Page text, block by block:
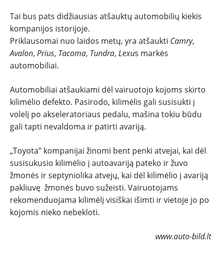
TESTAI
NAUJI
REPORTAŽAI
SPORTAS
PATARIMAI
ĮVAIRENYBĖS
Tai bus pats didžiausias atšauktų automobilių kiekis
kompanijos istorijoje.
Priklausomai nuo laidos metų, yra atšaukti Camry,
Avalon, Prius, Tacoma, Tundra, Lexus markės
automobiliai.
Automobiliai atšaukiami dėl vairuotojo kojoms skirto
kilimėlio defekto. Pasirodo, kilimėlis gali susisukti į
volelį po akseleratoriaus pedalu, mašina tokiu būdu
gali tapti nevaldoma ir patirti avariją.
„Toyota” kompanijai žinomi bent penki atvejai, kai dėl
susisukusio kilimėlio į autoavariją pateko ir žuvo
žmonės ir septyniolika atvejų, kai dėl kilimėlio į avariją
pakliuvę žmonės buvo sužeisti. Vairuotojams
rekomenduojama kilimėlį visiškai išimti ir vietoje jo po
kojomis nieko nebekloti.
www.auto-bild.lt